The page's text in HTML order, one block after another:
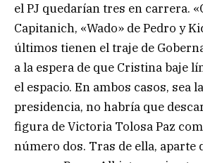
el PJ quedarían tres en carrera.
Capitanich, «Wado» de Pedro y
últimos tienen el traje de
a la espera de que Cristina baje
el espacio. En ambos casos, sea
presidencia, no habría que
figura de Victoria Tolosa Paz
número dos. Tras de ella, aparte